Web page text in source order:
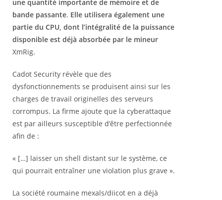
une quantité importante de mémoire et de
bande passante. Elle utilisera également une
partie du CPU, dont l’intégralité de la puissance
disponible est déjà absorbée par le mineur
XmRig.
Cadot Security révèle que des
dysfonctionnements se produisent ainsi sur les
charges de travail originelles des serveurs
corrompus. La firme ajoute que la cyberattaque
est par ailleurs susceptible d’être perfectionnée
afin de :
« […] laisser un shell distant sur le système, ce
qui pourrait entraîner une violation plus grave ».
La société roumaine mexals/diicot en a déjà